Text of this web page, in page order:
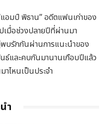
แอมป์ พิธาน” อดีตแฟนเก่าของ
เมื่อช่วงปลายปีที่ผ่านมา
บรักกันผ่านการแนะนำของ
และคบกันมานานเกือบปีแล้ว
าไหนเป็นประจำ
ำ